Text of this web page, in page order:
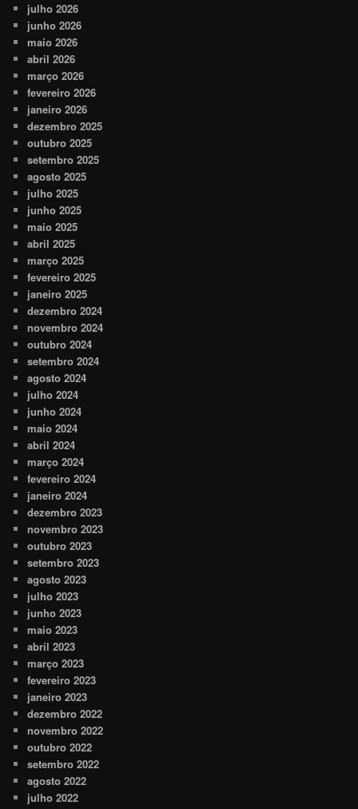
julho 2026
junho 2026
maio 2026
abril 2026
março 2026
fevereiro 2026
janeiro 2026
dezembro 2025
outubro 2025
setembro 2025
agosto 2025
julho 2025
junho 2025
maio 2025
abril 2025
março 2025
fevereiro 2025
janeiro 2025
dezembro 2024
novembro 2024
outubro 2024
setembro 2024
agosto 2024
julho 2024
junho 2024
maio 2024
abril 2024
março 2024
fevereiro 2024
janeiro 2024
dezembro 2023
novembro 2023
outubro 2023
setembro 2023
agosto 2023
julho 2023
junho 2023
maio 2023
abril 2023
março 2023
fevereiro 2023
janeiro 2023
dezembro 2022
novembro 2022
outubro 2022
setembro 2022
agosto 2022
julho 2022